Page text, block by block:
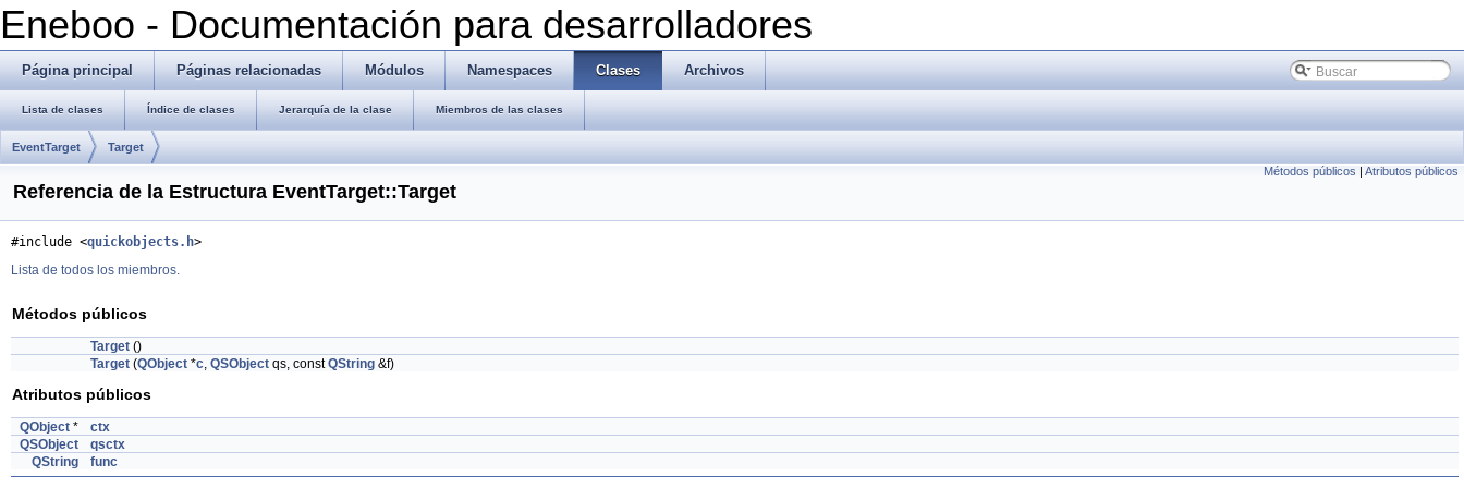
Eneboo - Documentación para desarrolladores
Página principal Páginas relacionadas Módulos Namespaces Clases Archivos
Lista de clases Índice de clases Jerarquía de la clase Miembros de las clases
EventTarget
Target
Métodos públicos | Atributos públicos
Referencia de la Estructura EventTarget::Target
#include <quickobjects.h>
Lista de todos los miembros.
Métodos públicos
Target ()
Target (QObject *c, QSObject qs, constQString &f)
Atributos públicos
QObject *
ctx
QSObject
qsctx
QString
func